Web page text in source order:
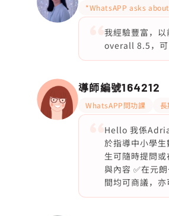
*WhatsAPP asks
我經驗豐富，
overall 8.5，可
導師編號164212
WhatsAPP問功課 長
Hello 我係
於指導中小學
生可隨時提問
與內容 ✅在元
間均可商議，